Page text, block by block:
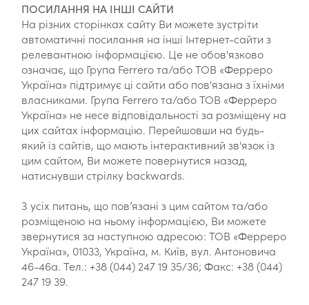
ПОСИЛАННЯ НА ІНШІ САЙТИ
На різних сторінках сайту Ви можете зустріти
автоматичні посилання на інші Інтернет-сайти з
релевантною інформацією. Це не обов'язково
означає, що Група Ferrero та/або ТОВ «Ферреро
Україна» підтримує ці сайти або пов'язана з їхніми
власниками. Група Ferrero та/або ТОВ «Ферреро
Україна» не несе відповідальності за розміщену на
цих сайтах інформацію. Перейшовши на будь-
який із сайтів, що мають інтерактивний зв'язок із
цим сайтом, Ви можете повернутися назад,
натиснувши стрілку backwards.
З усіх питань, що пов’язані з цим сайтом та/або
розміщеною на ньому інформацією, Ви можете
звернутися за наступною адресою: ТОВ «Ферреро
Україна», 01033, Україна, м. Київ, вул. Антоновича
46-46а. Тел.: +38 (044) 247 19 35/36; Факс: +38 (044)
247 19 39.